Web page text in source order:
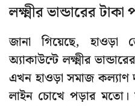
লক্ষ্মীর ভান্ডারের টাকা
জানা গিয়েছে, হাওড়া
অ্যাকাউন্টে লক্ষ্মীর
এখন হাওড়া সমাজ কল্যাণ
লাইন চোখে পড়ার